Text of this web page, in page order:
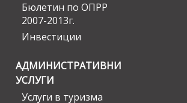
Бюлетин по ОПРР
2007-2013г.
Инвестиции
АДМИНИСТРАТИВНИ
УСЛУГИ
Услуги в туризма